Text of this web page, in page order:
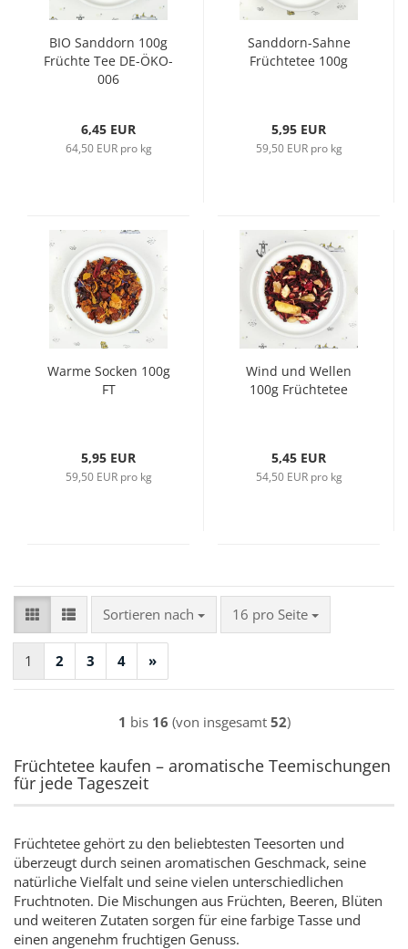
BIO Sanddorn 100g
Früchte Tee DE-ÖKO-
006
6,45 EUR
64,50 EUR pro kg
Sanddorn-Sahne
Früchtetee 100g
5,95 EUR
59,50 EUR pro kg
Warme Socken 100g
FT
5,95 EUR
59,50 EUR pro kg
Wind und Wellen
100g Früchtetee
5,45 EUR
54,50 EUR pro kg
Sortieren nach
Sortieren nach 16 pro Seite
pro Seite
1 2 3 4 »
1 bis 16 (von insgesamt 52)
Früchtetee kaufen – aromatische Teemischungen
für jede Tageszeit
Früchtetee gehört zu den beliebtesten Teesorten und
überzeugt durch seinen aromatischen Geschmack, seine
natürliche Vielfalt und seine vielen unterschiedlichen
Fruchtnoten. Die Mischungen aus Früchten, Beeren, Blüten
und weiteren Zutaten sorgen für eine farbige Tasse und
einen angenehm fruchtigen Genuss.